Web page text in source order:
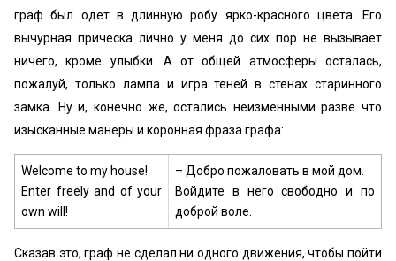
граф был одет в длинную робу ярко-красного цвета. Его
вычурная прическа лично у меня до сих пор не вызывает
ничего, кроме улыбки. А от общей атмосферы осталась,
пожалуй, только лампа и игра теней в стенах старинного
замка. Ну и, конечно же, остались неизменными разве что
изысканные манеры и коронная фраза графа:
Welcome to my house!
Enter freely and of your
own will!
– Добро пожаловать в мой дом.
Войдите в него свободно и по
доброй воле.
Сказав это, граф не сделал ни одного движения, чтобы пойти